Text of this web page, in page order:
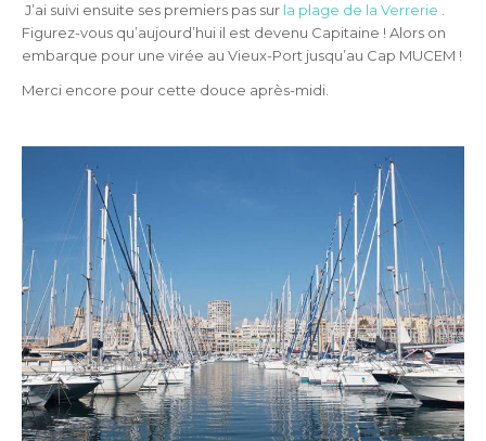
J’ai suivi ensuite ses premiers pas sur la plage de la Verrerie
Figurez-vous qu’aujourd’hui il est devenu Capitaine ! Alors on
embarque pour une virée au Vieux-Port jusqu’au Cap MUCEM !
Merci encore pour cette douce après-midi.